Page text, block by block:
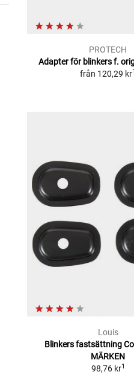
PROTECH
Adapter för blinkers f.
från 120,29 kr1
Louis
Blinkers fastsättning
MÄRKEN
98,76 kr1